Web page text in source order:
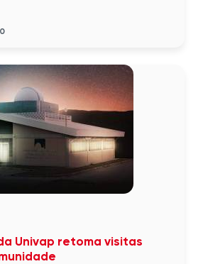
Univap retoma visitas